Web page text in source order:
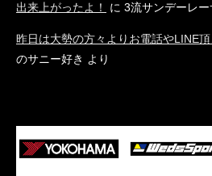
出来上がったよ！ に 3流サンデーレー
昨日は大勢の方々よりお電話やLINE頂
のサニー好き より